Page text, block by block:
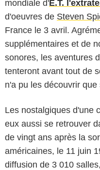
mondiale d'E.T.
d'oeuvres de Steven
France le 3 avril.
supplémentaires et de
sonores, les aventures
tenteront avant tout de
n'a pu les découvrir
Les nostalgiques d'une
eux aussi se retrouver
de vingt ans après la
américaines, le 11 juin
diffusion de 3 010